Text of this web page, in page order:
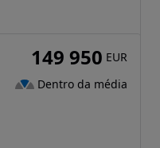
149 950 EUR
Dentro da média